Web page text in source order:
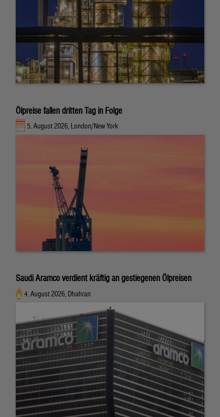
Ölpreise fallen dritten Tag in Folge
5. August 2026, London/New York
Saudi Aramco verdient kräftig an gestiegenen Ölpreisen
4. August 2026, Dhahran